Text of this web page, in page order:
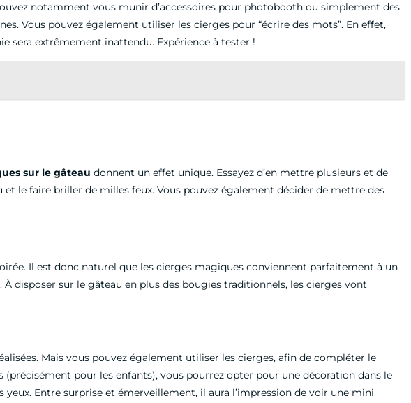
notamment vous munir d’accessoires pour photobooth ou simplement des
Vous pouvez également utiliser les cierges pour “écrire des mots”. En effet,
sera extrêmement inattendu. Expérience à tester !
sur le gâteau donnent un effet unique. Essayez d’en mettre plusieurs et de
le faire briller de milles feux. Vous pouvez également décider de mettre des
Il est donc naturel que les cierges magiques conviennent parfaitement à un
À disposer sur le gâteau en plus des bougies traditionnels, les cierges vont
Mais vous pouvez également utiliser les cierges, afin de compléter le
pour les enfants), vous pourrez opter pour une décoration dans le
Entre surprise et émerveillement, il aura l’impression de voir une mini